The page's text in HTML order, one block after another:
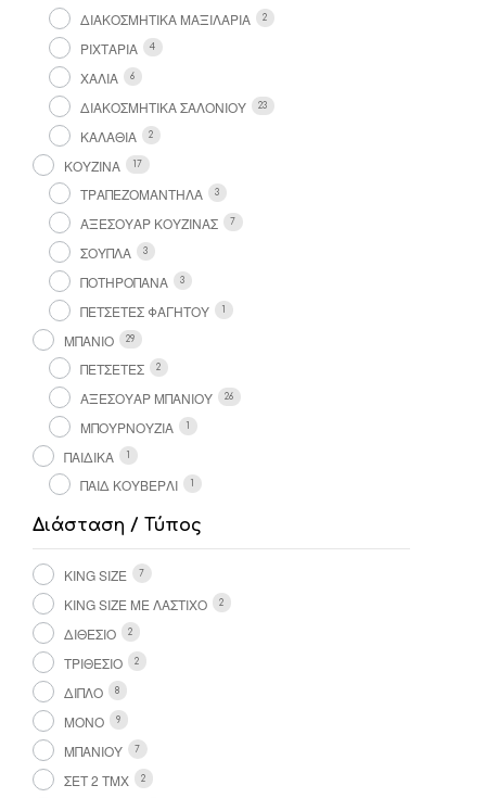
ΔΙΑΚΟΣΜΗΤΙΚΑ ΜΑΞΙΛΑΡΙΑ 2
ΡΙΧΤΑΡΙΑ 4
ΧΑΛΙΑ 6
ΔΙΑΚΟΣΜΗΤΙΚΑ ΣΑΛΟΝΙΟΥ 23
ΚΑΛΑΘΙΑ 2
ΚΟΥΖΙΝΑ 17
ΤΡΑΠΕΖΟΜΑΝΤΗΛΑ 3
ΑΞΕΣΟΥΑΡ ΚΟΥΖΙΝΑΣ 7
ΣΟΥΠΛΑ 3
ΠΟΤΗΡΟΠΑΝΑ 3
ΠΕΤΣΕΤΕΣ ΦΑΓΗΤΟΥ
ΜΠΑΝΙΟ 29
ΠΕΤΣΕΤΕΣ 2
ΑΞΕΣΟΥΑΡ ΜΠΑΝΙΟΥ 26
ΜΠΟΥΡΝΟΥΖΙΑ
ΠΑΙΔΙΚΑ
ΠΑΙΔ ΚΟΥΒΕΡΛΙ
Διάσταση / Τύπος
KING SIZE 7
KING SIZE ΜΕ ΛΆΣΤΙΧΟ 2
ΔΙΘΈΣΙΟ 2
ΤΡΙΘΈΣΙΟ 2
ΔΙΠΛΌ 8
ΜΟΝΌ 9
ΜΠΆΝΙΟΥ 7
ΣΕΤ 2 ΤΜΧ 2